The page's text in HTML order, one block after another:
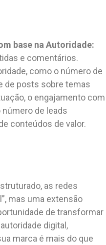
base na Autoridade:
e comentários.
como o número de
de posts sobre temas
o engajamento com
de leads
conteúdos de valor.
as redes
mas uma extensão
de transformar
digital,
marca é mais do que